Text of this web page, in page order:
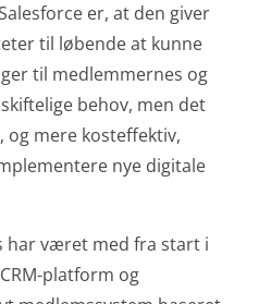
er, at den giver
til løbende at kunne
til medlemmernes og
behov, men det
og mere kosteffektiv,
nye digitale
har været med fra start i
platform og